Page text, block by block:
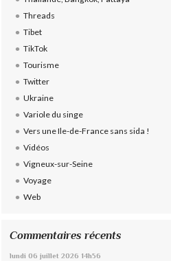
Threads
Tibet
TikTok
Tourisme
Twitter
Ukraine
Variole du singe
Vers une Ile-de-France sans sida !
Vidéos
Vigneux-sur-Seine
Voyage
Web
Commentaires récents
lundi 06 juillet 2026 14h56